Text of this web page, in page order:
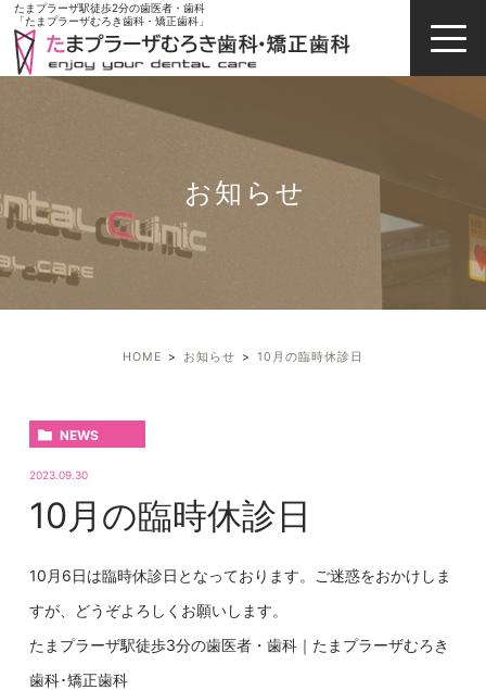
たまプラーザ駅徒歩2分の歯医者・歯科
「たまプラーザむろき歯科・矯正歯科」
お知らせ
HOME お知らせ 10月の臨時休診日
NEWS
2023.09.30
10月の臨時休診日
10月6日は臨時休診日となっております。ご迷惑をおかけしま
すが、どうぞよろしくお願いします。
たまプラーザ駅徒歩3分の歯医者・歯科｜たまプラーザむろき
歯科･矯正歯科